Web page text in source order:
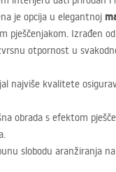
je opcija u elegantnoj
pješčenjakom. Izrađen
otpornost u
najviše kvalitete
obrada s efektom
slobodu aranžiranja